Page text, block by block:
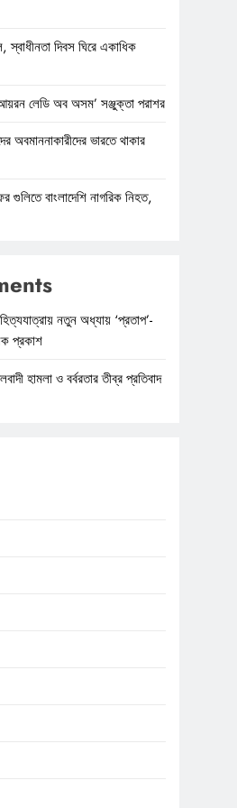
স্বাধীনতা দিবস ঘিরে একাধিক
লেডি অব অসম’ সঞ্জুক্তা পরাশর
অবমাননাকারীদের ভারতে থাকার
গুলিতে বাংলাদেশি নাগরিক নিহত,
নতুন অধ্যায় ‘প্রতাপ’-
প্রকাশ
হামলা ও বর্বরতার তীব্র প্রতিবাদ